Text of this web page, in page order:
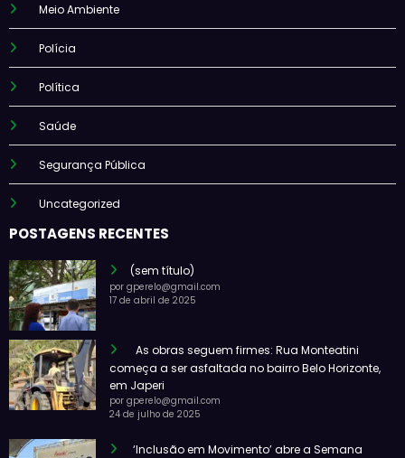
Meio Ambiente
Polícia
Política
Saúde
Segurança Pública
Uncategorized
POSTAGENS RECENTES
(sem título)
por gperelo@gmail.com
17 de abril de 2025
As obras seguem firmes: Rua Monteatini
começa a ser asfaltada no bairro Belo Horizonte,
em Japeri
por gperelo@gmail.com
24 de julho de 2025
‘Inclusão em Movimento’ abre a Semana